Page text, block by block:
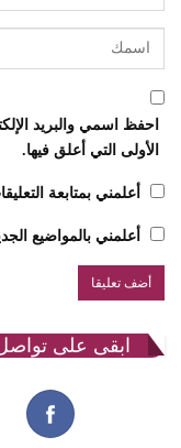
احفظ اسمي والبريد
الأولى التي أعلق فيها.
أعلمني بمتابعة
أعلمني بالمواضيع
ابقى على